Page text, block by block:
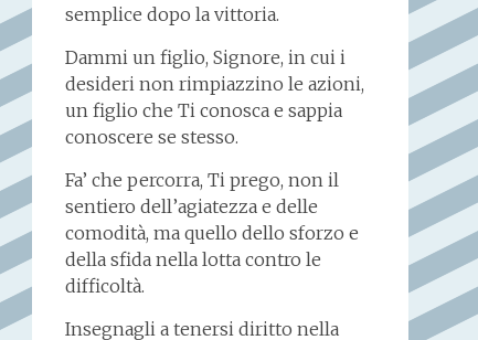
semplice dopo la vittoria.
Dammi un figlio, Signore, in cui i
desideri non rimpiazzino le azioni,
un figlio che Ti conosca e sappia
conoscere se stesso.
Fa’ che percorra, Ti prego, non il
sentiero dell’agiatezza e delle
comodità, ma quello dello sforzo e
della sfida nella lotta contro le
difficoltà.
Insegnagli a tenersi diritto nella